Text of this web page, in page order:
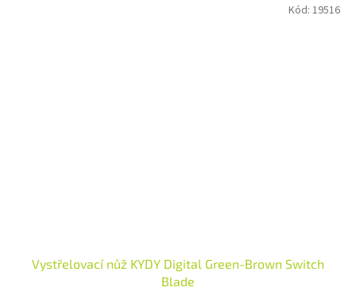
Vystřelovací nůž KYDY Digital Green-Brown Switch
Blade
Kód: 19516